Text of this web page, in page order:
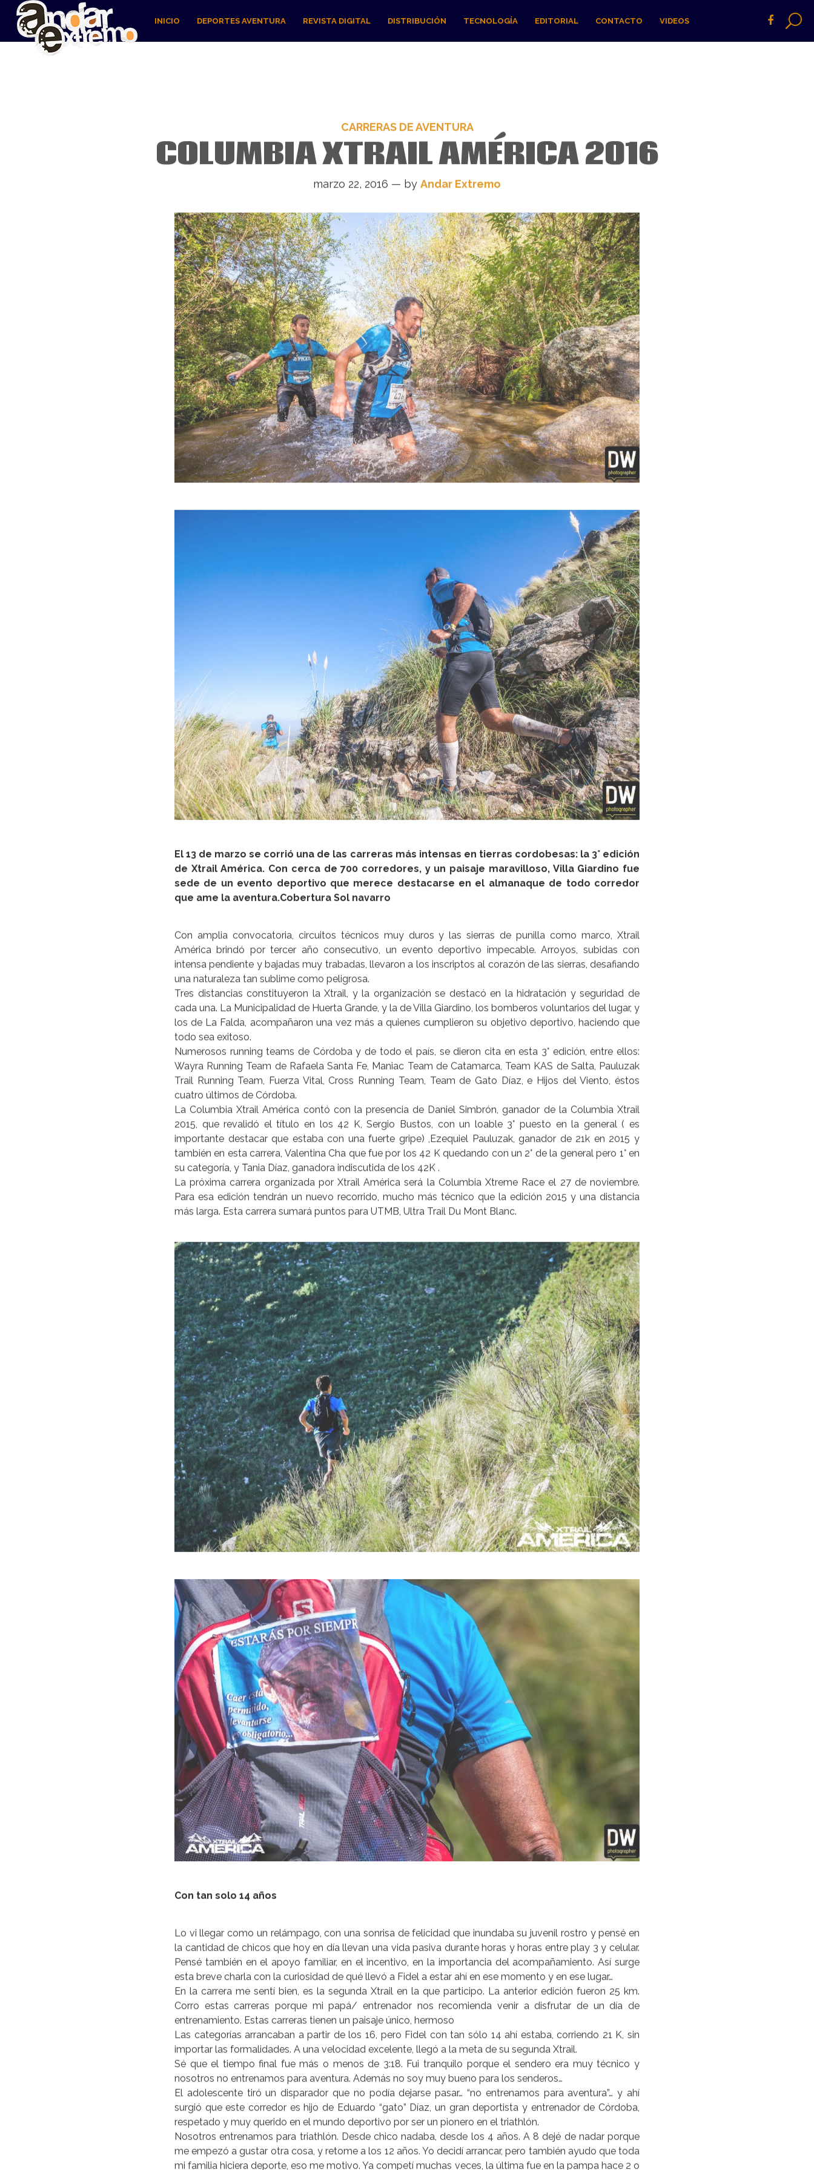
INICIO DEPORTES AVENTURA REVISTA DIGITAL DISTRIBUCIÓN TECNOLOGÍA EDITORIAL CONTACTO VIDEOS
CARRERAS DE AVENTURA
COLUMBIA XTRAIL AMÉRICA 2016
marzo 22, 2016 — byAndar Extremo
CARRERAS DE AVENTURA
COLUMBIA XTRAIL AMÉRICA 2016
marzo 22, 2016 — byAndar Extremo
El 13 de marzo se corrió una de las carreras más intensas en tierras cordobesas: la 3° edición
de Xtrail América. Con cerca de 700 corredores, y un paisaje maravilloso, Villa Giardino fue
sede de un evento deportivo que merece destacarse en el almanaque de todo corredor
que ame la aventura.Cobertura Sol navarro
Con amplia convocatoria, circuitos técnicos muy duros y las sierras de punilla como marco, Xtrail
América brindó por tercer año consecutivo, un evento deportivo impecable. Arroyos, subidas con
intensa pendiente y bajadas muy trabadas, llevaron a los inscriptos al corazón de las sierras, desafiando
una naturaleza tan sublime como peligrosa.
Tres distancias constituyeron la Xtrail, y la organización se destacó en la hidratación y seguridad de
cada una. La Municipalidad de Huerta Grande, y la de Villa Giardino, los bomberos voluntarios del lugar, y
los de La Falda, acompañaron una vez más a quienes cumplieron su objetivo deportivo, haciendo que
Numerosos running teams de Córdoba y de todo el país, se dieron cita en esta 3° edición, entre ellos:
Wayra Running Team de Rafaela Santa Fe, Maniac Team de Catamarca, Team KAS de Salta, Pauluzak
Trail Running Team, Fuerza Vital, Cross Running Team, Team de Gato Díaz, e Hijos del Viento, éstos
cuatro últimos de Córdoba.
La Columbia Xtrail América contó con la presencia de Daniel Simbrón, ganador de la Columbia Xtrail
2015, que revalidó el título en los 42 K, Sergio Bustos, con un loable 3° puesto en la general ( es
importante destacar que estaba con una fuerte gripe) ,Ezequiel Pauluzak, ganador de 21k en 2015 y
también en esta carrera, Valentina Cha que fue por los 42 K quedando con un 2° de la general pero 1° en
su categoría, y Tania Díaz, ganadora indiscutida de los 42K .
La próxima carrera organizada por Xtrail América será la Columbia Xtreme Race el 27 de noviembre.
Para esa edición tendrán un nuevo recorrido, mucho más técnico que la edición 2015 y una distancia
más larga. Esta carrera sumará puntos para UTMB, Ultra Trail Du Mont Blanc.
Con tan solo 14 años
Lo vi llegar como un relámpago, con una sonrisa de felicidad que inundaba su juvenil rostro y pensé en
la cantidad de chicos que hoy en día llevan una vida pasiva durante horas y horas entre play 3 y celular.
Pensé también en el apoyo familiar, en el incentivo, en la importancia del acompañamiento. Así surge